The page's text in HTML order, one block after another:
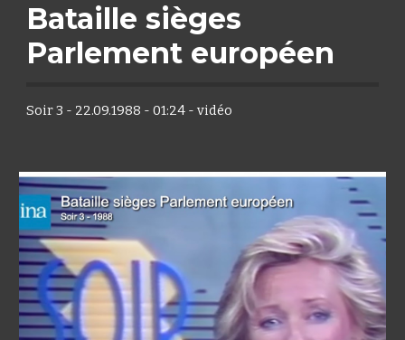
Bataille sièges
Parlement européen
Soir 3 - 22.09.1988 - 01:24 - vidéo